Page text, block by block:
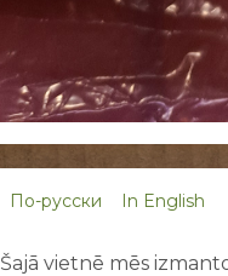
По-русски In English
Šajā vietnē mēs